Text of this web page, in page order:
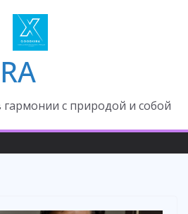
с природой и собой